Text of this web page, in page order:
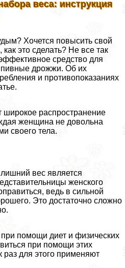
веса: инструкция
Хочется повысить свой
это сделать? Не все так
средство для
дрожжи. Об их
и противопоказаниях
распространение
женщина не довольна
своего тела.
вес является
женского
ведь в сильной
Это достаточно сложно
помощи диет и физических
при помощи этих
раз для этого применяют